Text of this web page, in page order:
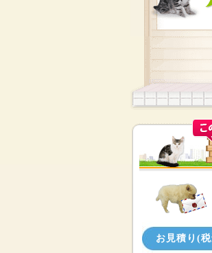
お見積り(